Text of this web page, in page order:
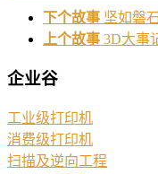
下个故事 坚如磐
上个故事 3D大事
企业谷
工业级打印机
消费级打印机
扫描及逆向工程